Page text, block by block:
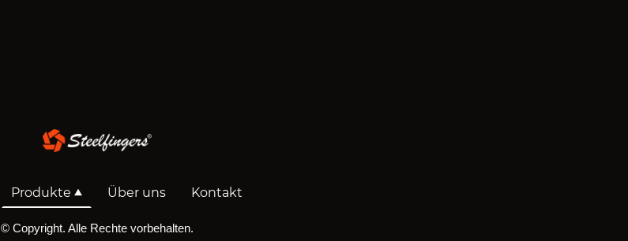
Produkte Über uns Kontakt
© Copyright. Alle Rechte vorbehalten.